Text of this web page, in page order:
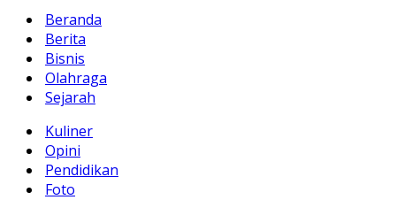
Beranda
Berita
Bisnis
Olahraga
Sejarah
Kuliner
Opini
Pendidikan
Foto